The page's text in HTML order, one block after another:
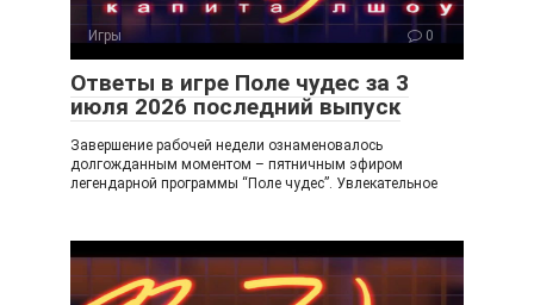
Игры 0
Ответы в игре Поле чудес за 3
июля 2026 последний выпуск
Завершение рабочей недели ознаменовалось
долгожданным моментом – пятничным эфиром
легендарной программы “Поле чудес”. Увлекательное